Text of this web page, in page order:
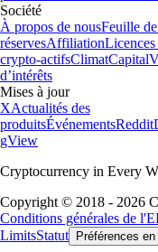
Société
À propos de nousFeuille
réservesAffiliation
crypto-actifsClimatCapital
d’intérêts
Mises à jour
XActualités des
produitsÉvénementsReddit
gView
Cryptocurrency in Every
Copyright © 2018 - 2026
Conditions générales de
LimitsStatut Préférences